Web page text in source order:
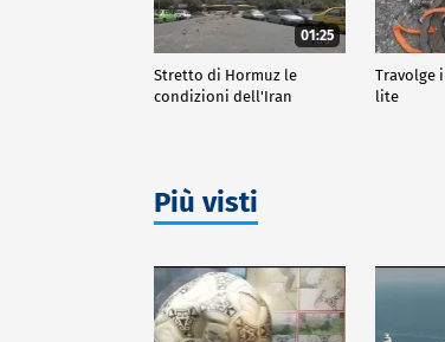
01:25
Stretto di Hormuz le
condizioni dell'Iran
Travolge
lite
Più visti